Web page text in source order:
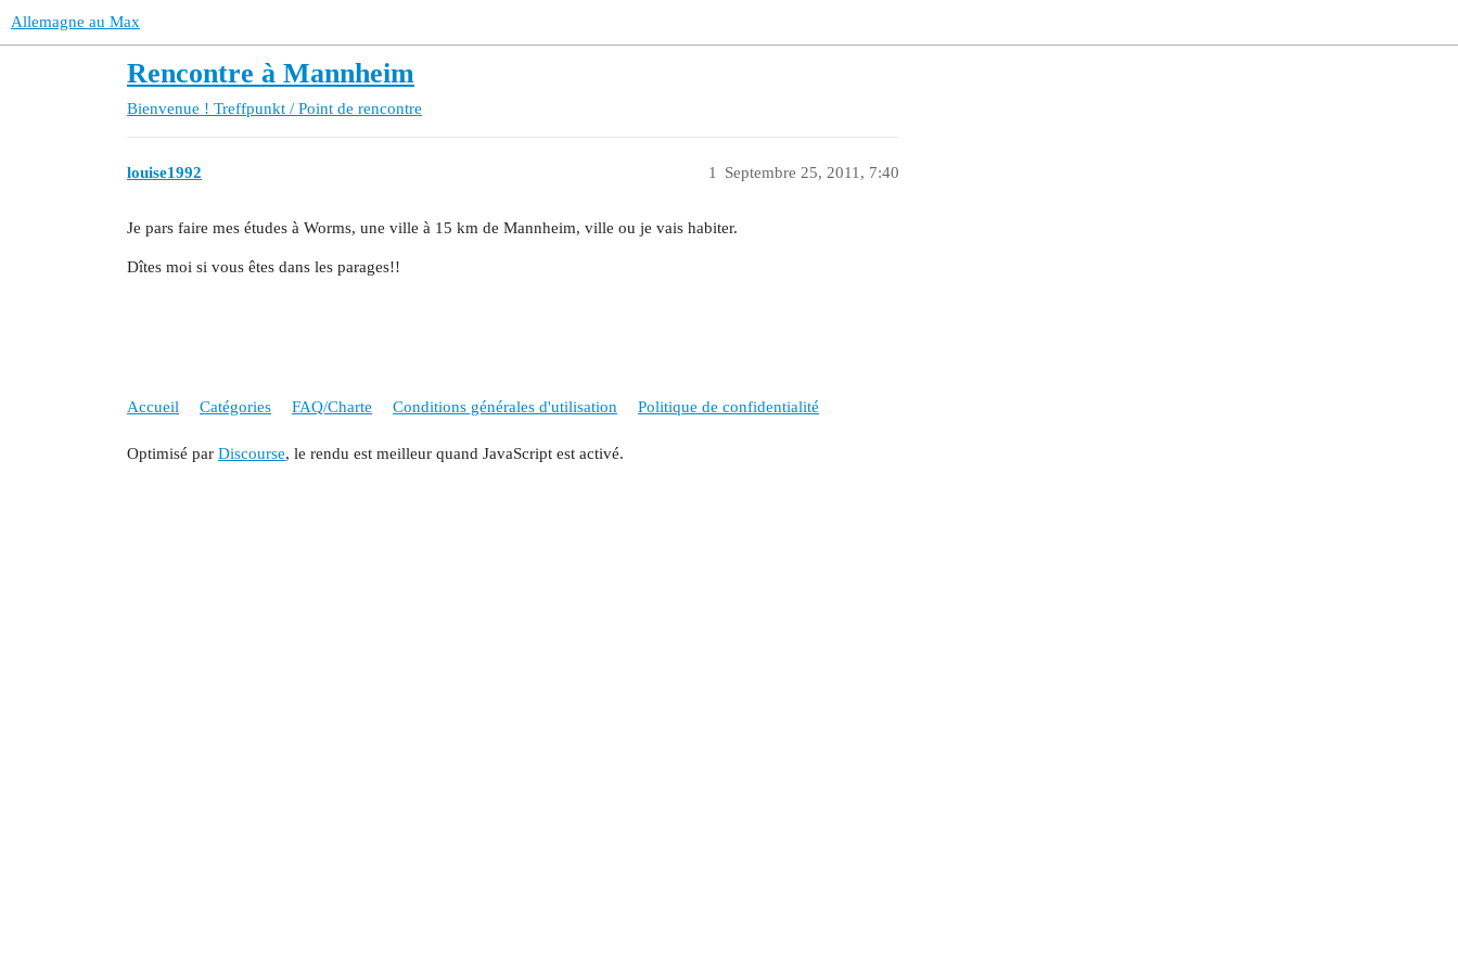
Allemagne au Max
Rencontre à Mannheim
Bienvenue ! Treffpunkt / Point de rencontre
louise1992 Septembre 25, 2011, 7:40
1
Je pars faire mes études à Worms, une ville à 15 km de Mannheim, ville ou je vais habiter.
Dîtes moi si vous êtes dans les parages!!
Accueil Catégories FAQ/Charte Conditions générales d'utilisation Politique de confidentialité
Optimisé par Discourse, le rendu est meilleur quand JavaScript est activé.